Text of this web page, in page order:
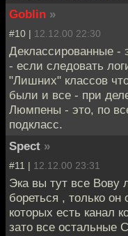
Goblin »
#10 | 12.12.00 22:30
Деклассированные -
- если следовать
"Лишних" классов
были и все - при
Люмпены - это, по
подкласс.
Spect »
#11 | 12.12.00 23:31
Эка вы тут все Вову
бореться , только
которых есть канал
зато все остальные